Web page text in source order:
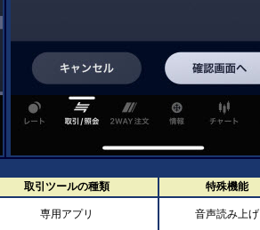
取引ツールの種類
特殊機能
専用アプリ 音声読み上げ